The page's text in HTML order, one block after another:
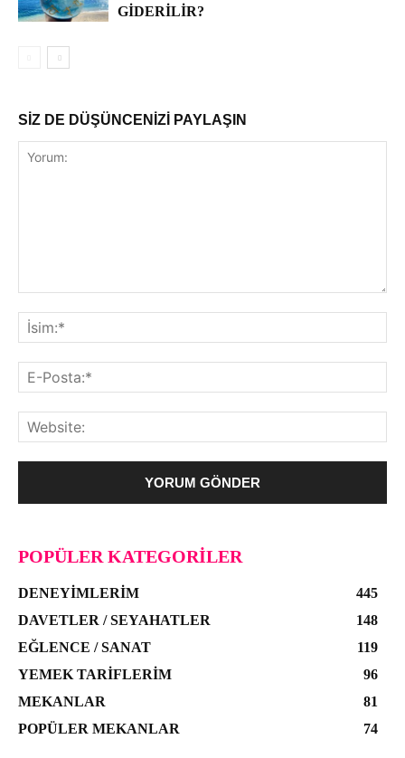
GIDERILIR?
SİZ DE DÜŞÜNCENİZİ PAYLAŞIN
POPÜLER KATEGORILER
DENEYIMLERIM
445
DAVETLER / SEYAHATLER
148
EĞLENCE / SANAT
119
YEMEK TARIFLERIM
96
MEKANLAR
81
POPÜLER MEKANLAR
74